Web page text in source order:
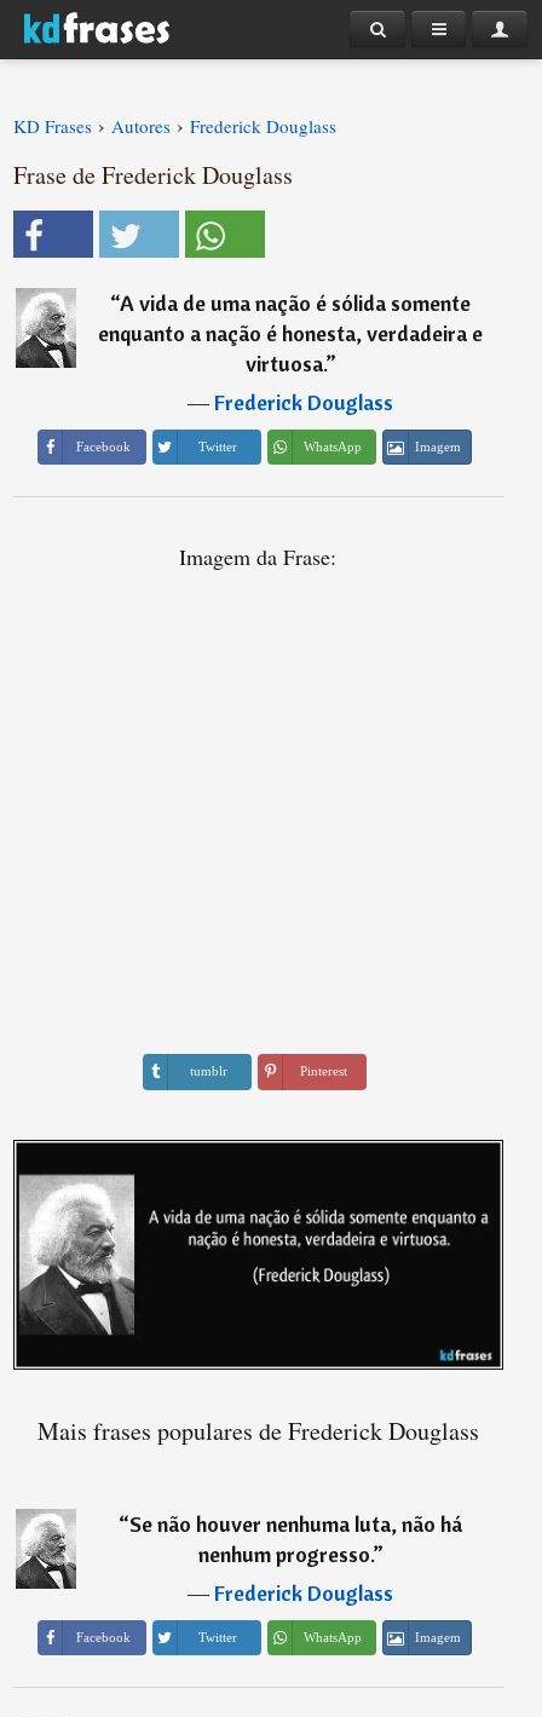
KD Frases › Autores › Frederick Douglass
Frase de Frederick Douglass
“A vida de uma nação é sólida somente
enquanto a nação é honesta, verdadeira e
virtuosa.”
―Frederick Douglass
Facebook Twitter WhatsApp Imagem
Imagem da Frase:
tumblr Pinterest
Mais frases populares de Frederick Douglass
“Se não houver nenhuma luta, não há
nenhum progresso.”
―Frederick Douglass
Facebook Twitter WhatsApp Imagem